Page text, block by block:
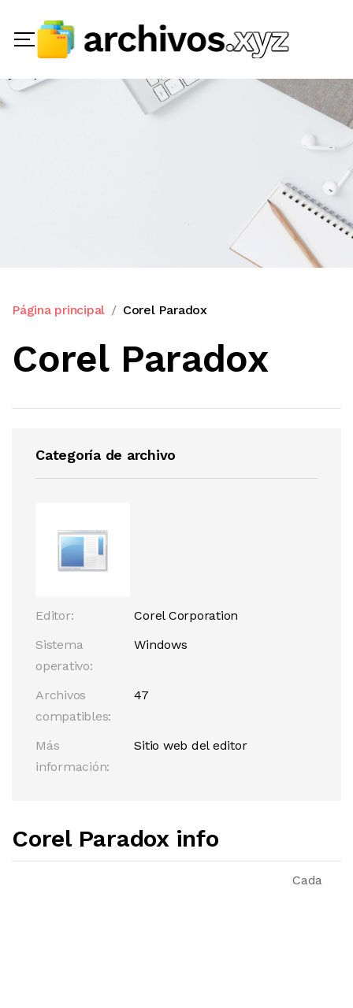
Página principal Corel Paradox
Corel Paradox
Categoría de archivo
Editor:
Corel Corporation
Sistema
operativo:
Windows
Archivos
compatibles:
47
Más
información:
Sitio web del editor
Corel Paradox info
Cada